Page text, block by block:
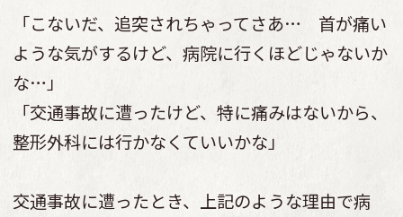
「こないだ、追突されちゃってさあ… 首が痛い
ような気がするけど、病院に行くほどじゃないか
な…」
「交通事故に遭ったけど、特に痛みはないから、
整形外科には行かなくていいかな」
交通事故に遭ったとき、上記のような理由で病